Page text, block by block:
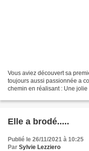
Vous aviez découvert sa
toujours aussi passionnée a
chemin en réalisant : Une
Elle a brodé.....
Publié le 26/11/2021 à 10:25
Par Sylvie Lezziero